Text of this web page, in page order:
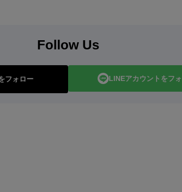
Follow Us
フォロー LINEアカウントをフ